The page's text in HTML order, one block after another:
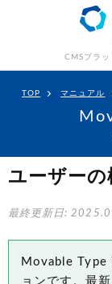
CMSプラ
TOP マニュアル
ユーザー
最終更新日:
Movable Type
ョンです。最